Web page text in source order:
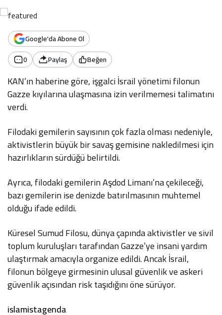
Google'da Abone Ol
0
Paylaş Beğen
KAN’ın haberine göre, işgalci İsrail yönetimi filonun
Gazze kıyılarına ulaşmasına izin verilmemesi talimatını
verdi.
Filodaki gemilerin sayısının çok fazla olması nedeniyle,
aktivistlerin büyük bir savaş gemisine nakledilmesi için
hazırlıkların sürdüğü belirtildi.
Ayrıca, filodaki gemilerin Aşdod Limanı’na çekileceği,
bazı gemilerin ise denizde batırılmasının muhtemel
olduğu ifade edildi.
Küresel Sumud Filosu, dünya çapında aktivistler ve sivil
toplum kuruluşları tarafından Gazze’ye insani yardım
ulaştırmak amacıyla organize edildi. Ancak İsrail,
filonun bölgeye girmesinin ulusal güvenlik ve askeri
güvenlik açısından risk taşıdığını öne sürüyor.
islamistagenda